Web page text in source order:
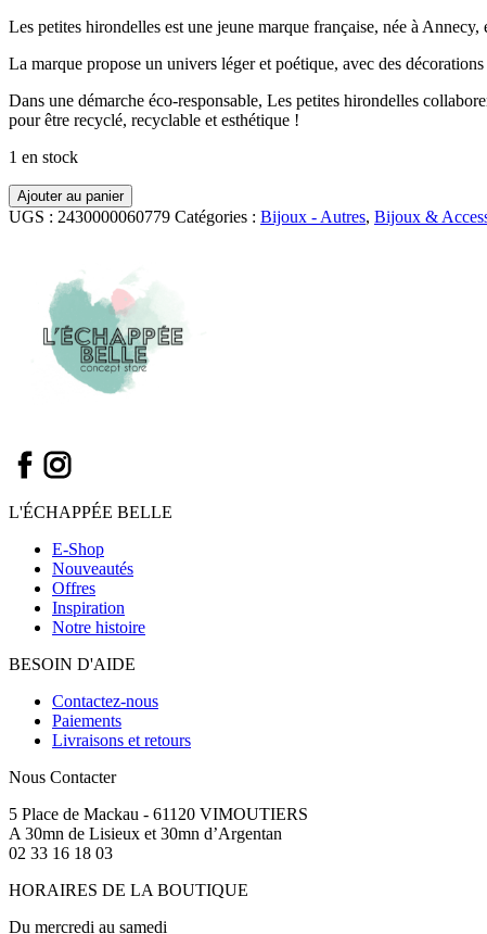
Les petites hirondelles est une jeune marque française, née à
La marque propose un univers léger et poétique, avec des
Dans une démarche éco-responsable, Les petites hirondelles
pour être recyclé, recyclable et esthétique !
1 en stock
quantité
de
Petites
Hirondelles
Ajouter au panier
UGS : 2430000060779 Catégories : Bijoux - Autres, Bijoux &
L'ÉCHAPPÉE BELLE
E-Shop
Nouveautés
Offres
Inspiration
Notre histoire
BESOIN D'AIDE
Contactez-nous
Paiements
Livraisons et retours
Nous Contacter
5 Place de Mackau - 61120 VIMOUTIERS
A 30mn de Lisieux et 30mn d’Argentan
02 33 16 18 03
HORAIRES DE LA BOUTIQUE
Du mercredi au samedi